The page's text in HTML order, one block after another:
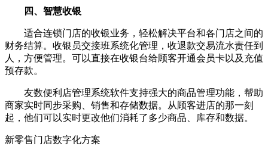
四、智慧收银
适合连锁门店的收银业务，轻松解决平台和各门店之间的
财务结算。收银员交接班系统化管理，收退款交易流水责任到
人，方便管理。可以直接在收银台给顾客开通会员卡以及充值
预存款。
友数便利店管理系统软件支持强大的商品管理功能，帮助
商家实时同步采购、销售和存储数据。从顾客进店的那一刻
起，他们可以实时更改他们消耗了多少商品、库存和数据。
新零售门店数字化方案